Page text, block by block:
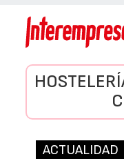
ACTUALIDAD